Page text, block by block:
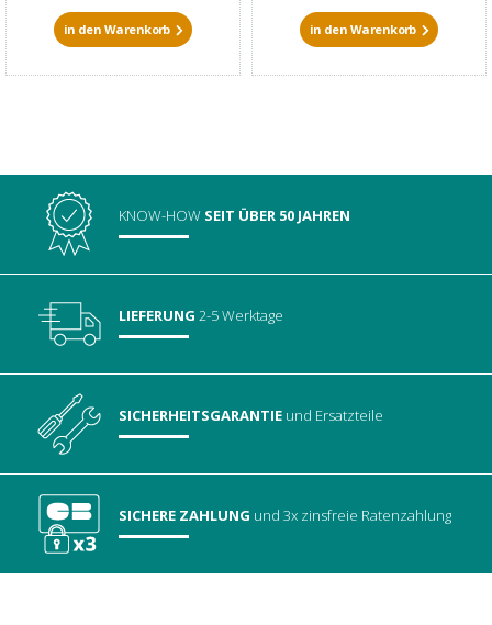
in den Warenkorb in den Warenkorb
KNOW-HOW SEIT ÜBER 50 JAHREN
LIEFERUNG 2-5 Werktage
SICHERHEITSGARANTIE und Ersatzteile
SICHERE ZAHLUNG und 3x zinsfreie Ratenzahlung